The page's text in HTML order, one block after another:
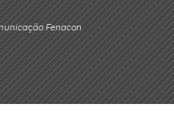
Fenacon